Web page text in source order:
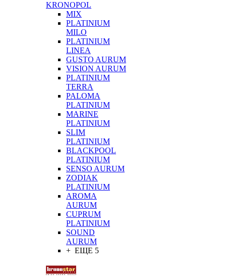
KRONOPOL
MIX
PLATINIUM
MILO
PLATINIUM
LINEA
GUSTO AURUM
VISION AURUM
PLATINIUM
TERRA
PALOMA
PLATINIUM
MARINE
PLATINIUM
SLIM
PLATINIUM
BLACKPOOL
PLATINIUM
SENSO AURUM
ZODIAK
PLATINIUM
AROMA
AURUM
CUPRUM
PLATINIUM
SOUND
AURUM
+ ЕЩЕ 5